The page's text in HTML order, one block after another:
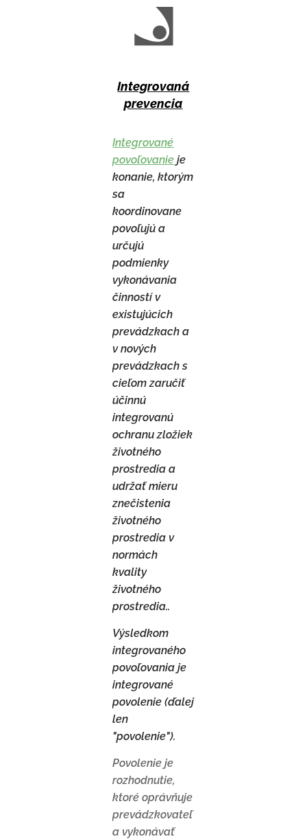
Integrovaná
prevencia
Integrované
povoľovanie je
konanie, ktorým
sa
koordinovane
povoľujú a
určujú
podmienky
vykonávania
činností v
existujúcich
prevádzkach a
v nových
prevádzkach s
cieľom zaručiť
účinnú
integrovanú
ochranu zložiek
životného
prostredia a
udržať mieru
znečistenia
životného
prostredia v
normách
kvality
životného
prostredia..
Výsledkom
integrovaného
povoľovania je
integrované
povolenie (ďalej
len
"povolenie").
Povolenie je
rozhodnutie,
ktoré oprávňuje
prevádzkovateľ
a vykonávať